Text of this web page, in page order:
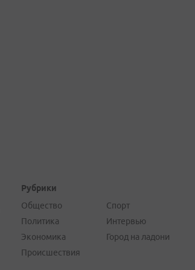
Рубрики
Общество
Политика
Экономика
Происшествия
Спорт
Интервью
Город на ладони